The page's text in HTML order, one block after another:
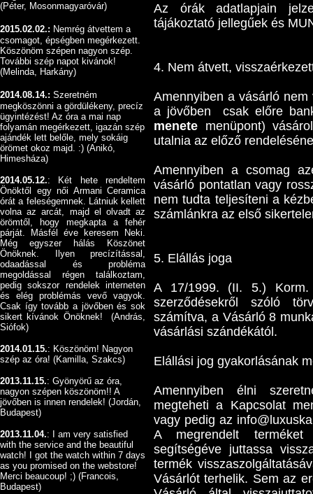
(Péter, Mosonmagyaróvár)
2015.02.02.: Nemrég átvettem a
csomagot, épségben megérkezett.
Köszönöm szépen nagyon szép.
További szép napot kivánok!
(Melinda, Harkány)
2014.08.14.: Szeretném
megköszönni a gördülékeny, precíz
ügyintézést! Az óra a mai nap
folyamán megérkezett, igazán szép
ajándék lett belőle, mely sokáig
örömet okoz majd. :) (Anikó,
Himesháza)
2014.05.12.: Két hete rendeltem
Önöktől egy női Armani Ceramica
órát a feleségemnek. Látniuk kellett
volna az arcát, majd el olvadt az
örömtől, hogy megkapta a fehér
párját. Másfél éve keresem Neki.
Még egyszer hálás Köszönet
Önöknek. Ilyen precízítással,
odaadással és probléma
megoldással régen találkoztam,
pedig sokszor rendelek interneten
és elég problémás vevő vagyok.
Csak így tovább a jövőben és sok
sikert kívánok Önöknek! (András,
Siófok)
2014.01.15.: Köszönöm! Nagyon
szép az óra! (Kamilla, Szakcs)
2013.11.15.: Gyönyörű az óra,
nagyon szépen köszönöm!! A
jövőben is innen rendelek! (Jordán,
Budapest)
2013.11.04.: I am very satisfied
with the service and the beautiful
watch! I got the watch within 7 days
as you promised on the webstore!
Merci beaucoup! ;) (Francois,
Budapest)
Az órák adatlapjain
tájákoztató jellegűek és
4. Nem átvett,
Amennyiben a vásárló
a jövőben csak előre
menete menüpont)
utalnia az előző
Amennyiben a csomag
vásárló pontatlan vagy
nem tudta teljesíteni a
számlánkra az első
5. Elállás joga
A 17/1999. (II. 5.)
szerződésekről szóló
számítva, a Vásárló 8
vásárlási szándékától.
Elállási jog gyakorlásának
Amennyiben élni
megteheti a Kapcsolat
vagy pedig az
A megrendelt
segítségéve juttassa
termék
Vásárlót terhelik. Sem az